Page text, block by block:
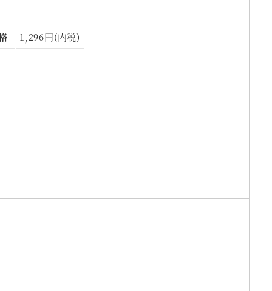
1,296円(内税)